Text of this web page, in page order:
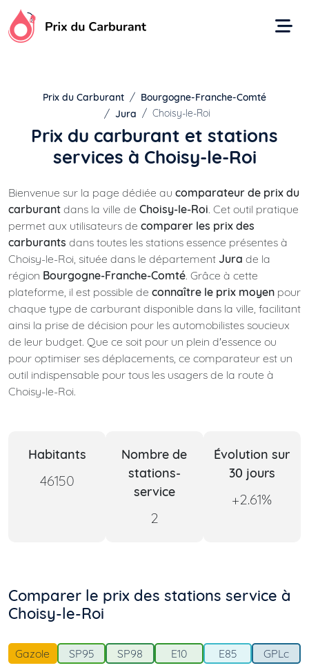
Aller
au
contenu
Prix du Carburant
Bourgogne-Franche-Comté
Jura
Choisy-le-Roi
Prix du carburant et stations
services à Choisy-le-Roi
Bienvenue sur la page dédiée au comparateur de prix du
carburant dans la ville de Choisy-le-Roi. Cet outil pratique
permet aux utilisateurs de comparer les prix des
carburants dans toutes les stations essence présentes à
Choisy-le-Roi, située dans le département Jura de la
région Bourgogne-Franche-Comté. Grâce à cette
plateforme, il est possible de connaître le prix moyen pour
chaque type de carburant disponible dans la ville, facilitant
ainsi la prise de décision pour les automobilistes soucieux
de leur budget. Que ce soit pour un plein d'essence ou
pour optimiser ses déplacements, ce comparateur est un
outil indispensable pour tous les usagers de la route à
Choisy-le-Roi.
Habitants
46150
Nombre de
stations-
service
2
Évolution sur
30 jours
+2.61%
Comparer le prix des stations service à
Choisy-le-Roi
Gazole SP95 SP98 E10 E85 GPLc